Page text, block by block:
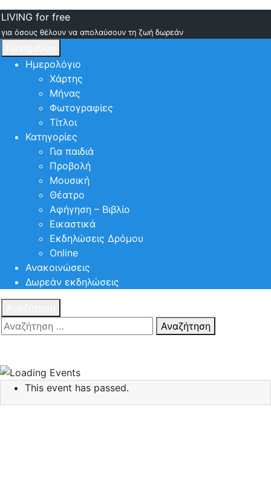
LIVING for free
για όσους θέλουν να απολαύσουν τη ζωή δωρεάν
Ημερολόγιο
Χάρτης
Μήνας
Φωτογραφίες
Τίτλοι
Κατηγορίες
Για παιδιά
Προβολή
Μουσική
Θέατρο
Αφήγηση – Βιβλίο
Εικαστικά
Εκδηλώσεις Δρόμου
Online
Ανακοινώσεις
Δωρεάν εκδηλώσεις
Αναζήτηση
This event has passed.